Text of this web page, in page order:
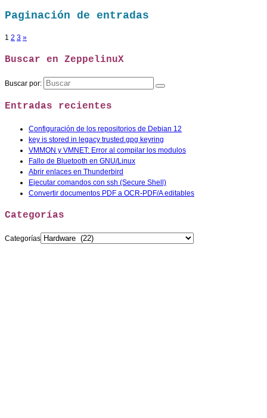
Paginación de entradas
1 2 3 »
Buscar en ZeppelinuX
Buscar por:
Entradas recientes
Configuración de los repositorios de Debian 12
key is stored in legacy trusted.gpg keyring
VMMON y VMNET: Error al compilar los modulos
Fallo de Bluetooth en GNU/Linux
Abrir enlaces en Thunderbird
Ejecutar comandos con ssh (Secure Shell)
Convertir documentos PDF a OCR-PDF/A editables
Categorías
Categorías